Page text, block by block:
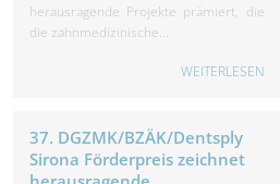
herausragende Projekte prämiert, die
die zahnmedizinische...
WEITERLESEN
37. DGZMK/BZÄK/Dentsply
Sirona Förderpreis zeichnet